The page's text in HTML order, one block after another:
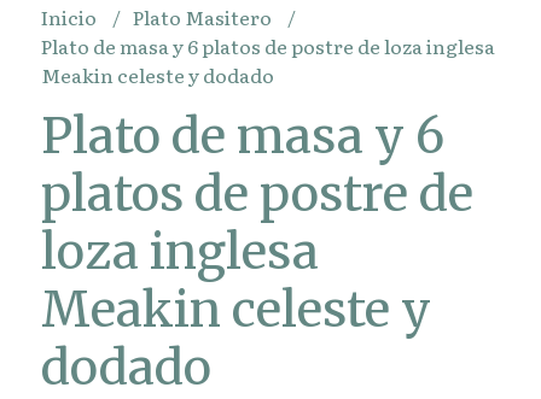
Inicio
Plato Masitero
Plato de masa y 6 platos de postre de loza inglesa
Meakin celeste y dodado
Plato de masa y 6
platos de postre de
loza inglesa
Meakin celeste y
dodado